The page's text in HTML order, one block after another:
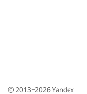
© 2013–2026Yandex